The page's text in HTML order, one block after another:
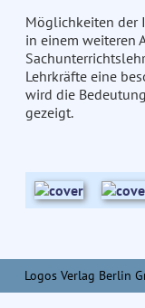
Möglichkeiten der
in einem weiteren
Lehrkräfte eine
wird die
gezeigt.
Logos Verlag Berlin